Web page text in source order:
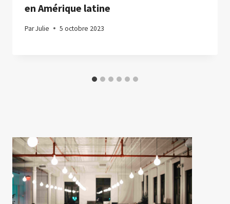
en Amérique latine
ParJulie 5 octobre 2023